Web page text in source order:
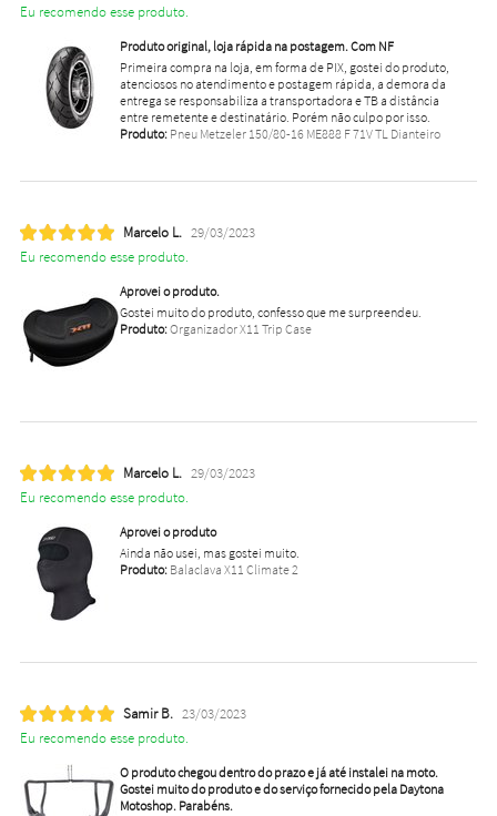
Eu recomendo esse produto.
Produto original, loja rápida na postagem. Com NF
Primeira compra na loja, em forma de PIX, gostei do produto,
atenciosos no atendimento e postagem rápida, a demora da
entrega se responsabiliza a transportadora e TB a distância
entre remetente e destinatário. Porém não culpo por isso.
Produto:Pneu Metzeler 150/80-16 ME888 F 71V TL Dianteiro
Marcelo L. 29/03/2023
Eu recomendo esse produto.
Aprovei o produto.
Gostei muito do produto, confesso que me surpreendeu.
Produto:Organizador X11 Trip Case
Marcelo L. 29/03/2023
Eu recomendo esse produto.
Aprovei o produto
Ainda não usei, mas gostei muito.
Produto:Balaclava X11 Climate 2
Samir B. 23/03/2023
Eu recomendo esse produto.
O produto chegou dentro do prazo e já até instalei na moto.
Gostei muito do produto e do serviço fornecido pela Daytona
Motoshop. Parabéns.